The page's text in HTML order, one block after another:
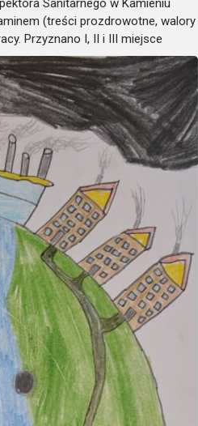
Sanitarnego w Kamieniu
(treści prozdrowotne, walory
Przyznano I, II i III miejsce